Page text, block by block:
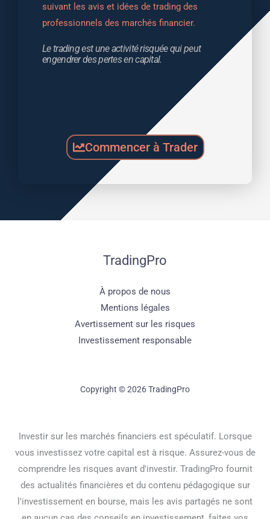
suivant les avis et idées de trading des
professionnels des marchés financier.
Le trading est une activité risquée qui peut
engendrer des pertes en capital.
Commencer à Trader
TradingPro
À propos de nous
Mentions légales
Avertissement sur les risques
Investissement responsable
Copyright © 2026 TradingPro
Investir sur les marchés financiers est spéculatif. Lorsque
vous investissez votre capital est à risque. Assurez-vous de
comprendre les risques avant d'investir. TradingPro fournit
des actualités financières et du contenu pédagogique sur
l'investissement en bourse, mais les avis partagés ne sont